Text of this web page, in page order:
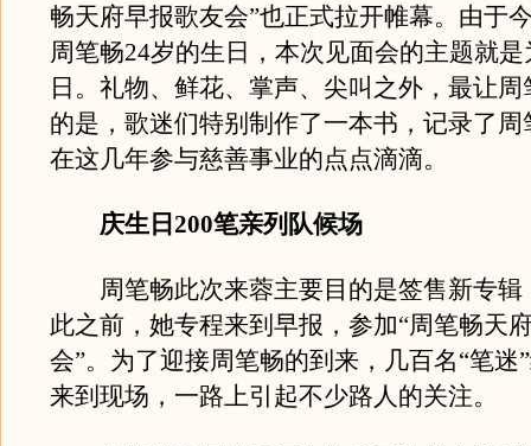
畅天府早报歌友会”也正式拉开帷幕。由于
周笔畅24岁的生日，本次见面会的主题就
日。礼物、鲜花、掌声、尖叫之外，最让
的是，歌迷们特别制作了一本书，记录了周
在这几年参与慈善事业的点点滴滴。
庆生日200笔亲列队候场
周笔畅此次来蓉主要目的是签售新专辑
此之前，她专程来到早报，参加“周笔畅天
会”。为了迎接周笔畅的到来，几百名“笔迷
来到现场，一路上引起不少路人的关注。